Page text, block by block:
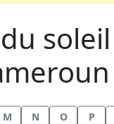
M N O P